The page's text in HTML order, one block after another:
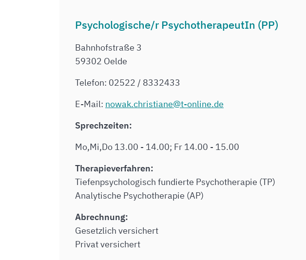
Psychologische/r PsychotherapeutIn (PP)
Bahnhofstraße 3
59302 Oelde
Telefon: 02522 / 8332433
E-Mail: nowak.christiane@t-online.de
Sprechzeiten:
Mo,Mi,Do 13.00 - 14.00; Fr 14.00 - 15.00
Therapieverfahren:
Tiefenpsychologisch fundierte Psychotherapie (TP)
Analytische Psychotherapie (AP)
Abrechnung:
Gesetzlich versichert
Privat versichert